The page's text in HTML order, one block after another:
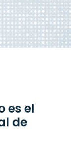
es el
de